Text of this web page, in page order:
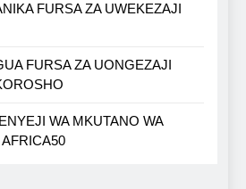
FURSA ZA UWEKEZAJI
FURSA ZA UONGEZAJI
WA MKUTANO WA